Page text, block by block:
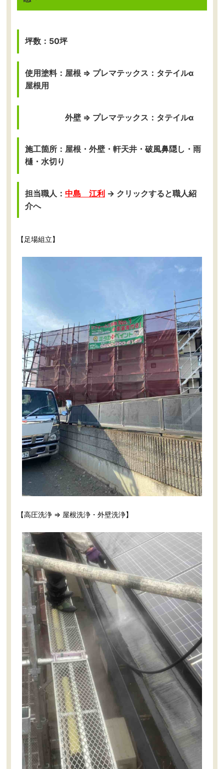
坪数：50坪
使用塗料：屋根 ⇒ プレマテックス：タテイルα
屋根用
外壁 ⇒ プレマテックス：タテイルα
施工箇所：屋根・外壁・軒天井・破風鼻隠し・雨
樋・水切り
担当職人： 中島 江利 → クリックすると職人紹
介へ
【足場組立】
【高圧洗浄 ⇒ 屋根洗浄・外壁洗浄】